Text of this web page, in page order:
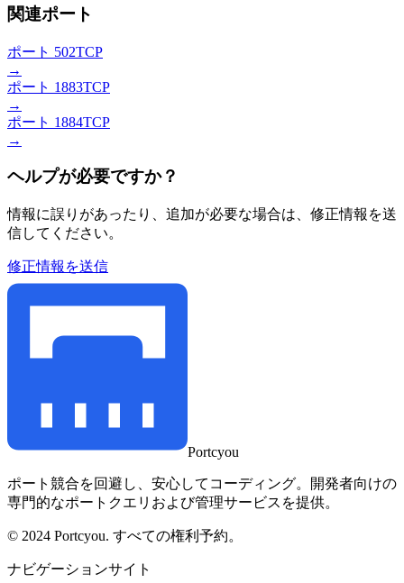
関連ポート
ポート 502TCP
→
ポート 1883TCP
→
ポート 1884TCP
→
ヘルプが必要ですか？
情報に誤りがあったり、追加が必要な場合は、修正情報を送
信してください。
修正情報を送信
Portcyou
ポート競合を回避し、安心してコーディング。開発者向けの
専門的なポートクエリおよび管理サービスを提供。
© 2024 Portcyou. すべての権利予約。
ナビゲーションサイト